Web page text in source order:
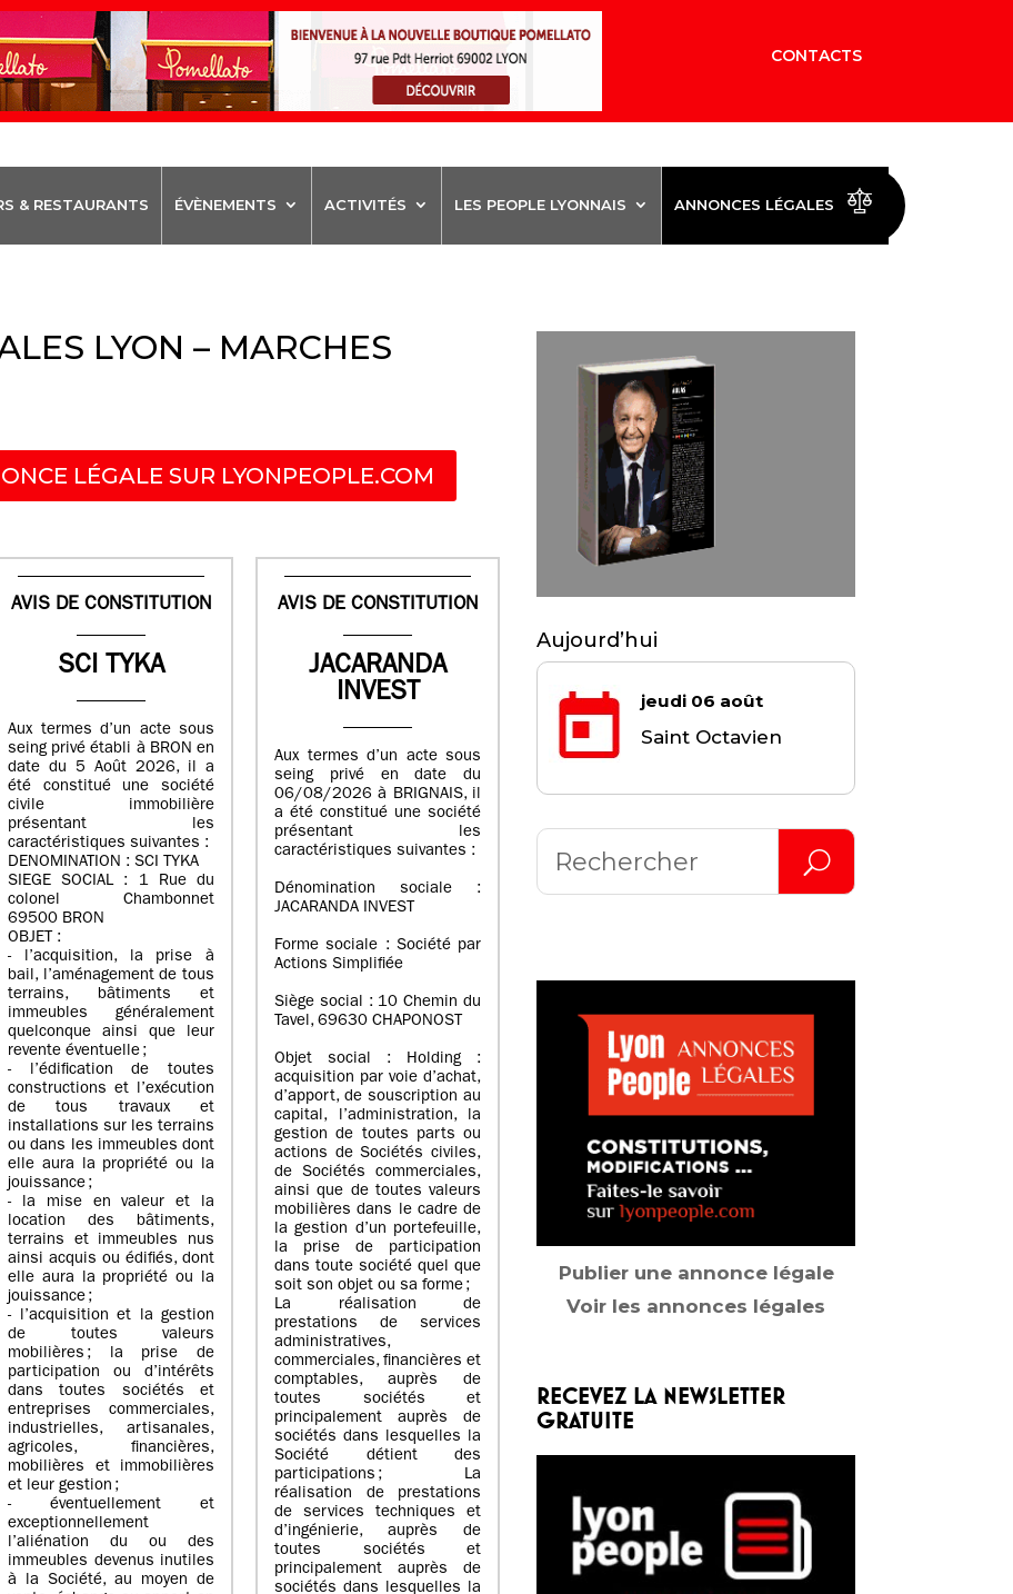
CONTACTS
& RESTAURANTS ÉVÈNEMENTS ACTIVITÉS LES PEOPLE LYONNAIS ANNONCES LÉGALES
LYON – MARCHES
LÉGALE SUR LYONPEOPLE.COM
AVIS DE CONSTITUTION
SCI TYKA
Aux termes d’un acte sous
seing privé établi à BRON en
date du 5 Août 2026, il a
été constitué une société
civile immobilière
présentant les
caractéristiques suivantes :
DENOMINATION : SCI TYKA
SIEGE SOCIAL : 1 Rue du
colonel Chambonnet
69500 BRON
OBJET :
- l’acquisition, la prise à
bail, l’aménagement de tous
terrains, bâtiments et
immeubles généralement
quelconque ainsi que leur
revente éventuelle ;
- l’édification de toutes
constructions et l’exécution
de tous travaux et
installations sur les terrains
ou dans les immeubles dont
elle aura la propriété ou la
jouissance ;
- la mise en valeur et la
location des bâtiments,
terrains et immeubles nus
ainsi acquis ou édifiés, dont
elle aura la propriété ou la
jouissance ;
- l’acquisition et la gestion
de toutes valeurs
mobilières ; la prise de
participation ou d’intérêts
dans toutes sociétés et
entreprises commerciales,
industrielles, artisanales,
agricoles, financières,
mobilières et immobilières
et leur gestion ;
- éventuellement et
exceptionnellement
l’aliénation du ou des
immeubles devenus inutiles
à la Société, au moyen de
AVIS DE CONSTITUTION
JACARANDA
INVEST
Aux termes d’un acte sous
seing privé en date du
06/08/2026 à BRIGNAIS, il
a été constitué une société
présentant les
caractéristiques suivantes :
Dénomination sociale :
JACARANDA INVEST
Forme sociale : Société par
Actions Simplifiée
Siège social : 10 Chemin du
Tavel, 69630 CHAPONOST
Objet social : Holding :
acquisition par voie d’achat,
d’apport, de souscription au
capital, l’administration, la
gestion de toutes parts ou
actions de Sociétés civiles,
de Sociétés commerciales,
ainsi que de toutes valeurs
mobilières dans le cadre de
la gestion d’un portefeuille,
la prise de participation
dans toute société quel que
soit son objet ou sa forme ;
La réalisation de
prestations de services
administratives,
commerciales, financières et
comptables, auprès de
toutes sociétés et
principalement auprès de
sociétés dans lesquelles la
Société détient des
participations ; La
réalisation de prestations
de services techniques et
d’ingénierie, auprès de
toutes sociétés et
principalement auprès de
sociétés dans lesquelles la
Aujourd’hui
jeudi 06 août
Saint Octavien
Publier une annonce légale
Voir les annonces légales
RECEVEZ LA NEWSLETTER
GRATUITE